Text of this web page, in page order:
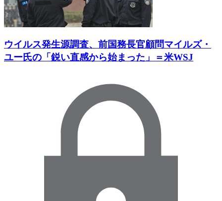
ウイルス発生源調査、前国務長官顧問マイルズ・
ユー氏の「鋭い直感から始まった」＝米WSJ